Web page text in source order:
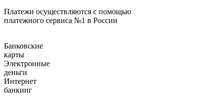
Платежи осуществляются с помощью
платежного сервиса №1 в России
Банковские
карты
Электронные
деньги
Интернет
банкинг